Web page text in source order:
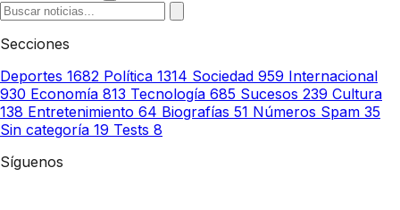
Secciones
Deportes 1682 Política 1314 Sociedad 959 Internacional
930 Economía 813 Tecnología 685 Sucesos 239 Cultura
138 Entretenimiento 64 Biografías 51 Números Spam 35
Sin categoría 19 Tests 8
Síguenos